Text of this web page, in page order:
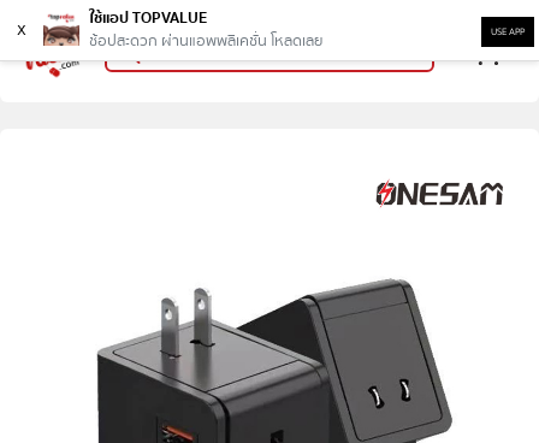
x
ใช้แอป TOPVALUE
ช้อปสะดวก ผ่านแอพพลิเคชั่น โหลดเลย
USE APP